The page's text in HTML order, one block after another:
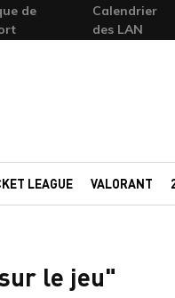
de
Calendrier
des LAN
LEAGUE VALORANT
le jeu"